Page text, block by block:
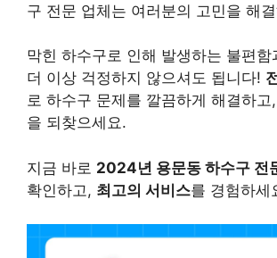
구 전문 업체는 여러분의 고민을 해
막힌 하수구로 인해 발생하는 불편함
더 이상 걱정하지 않으셔도 됩니다!
로 하수구 문제를 깔끔하게 해결하고
을 되찾으세요.
지금 바로 2024년 용문동 하수구 전
확인하고, 최고의 서비스를 경험하세